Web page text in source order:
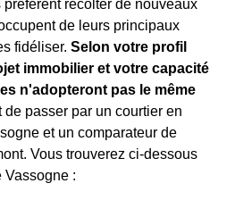
récolter de nouveaux
de leurs principaux
fidéliser. Selon votre profil
immobilier et votre capacité
n'adopteront pas le même
de passer par un courtier en
et un comparateur de
Vous trouverez ci-dessous
Vassogne :